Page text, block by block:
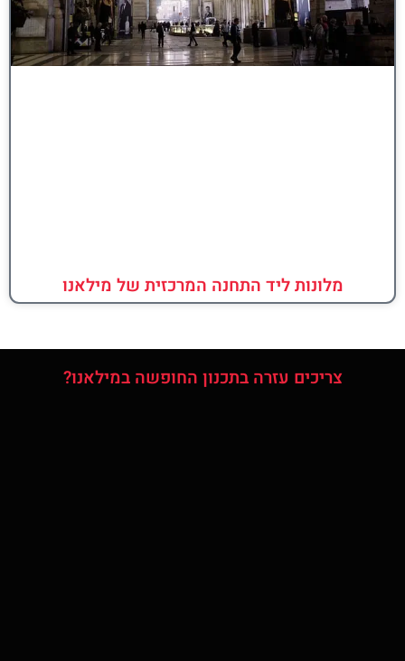
מלונות ליד התחנה המרכזית של מילאנו
צריכים עזרה בתכנון החופשה במילאנו?